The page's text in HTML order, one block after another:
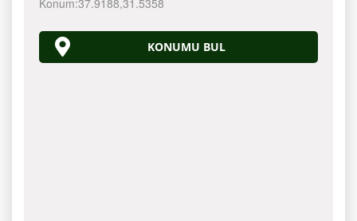
Konum:37.9188,31.5358
KONUMU BUL